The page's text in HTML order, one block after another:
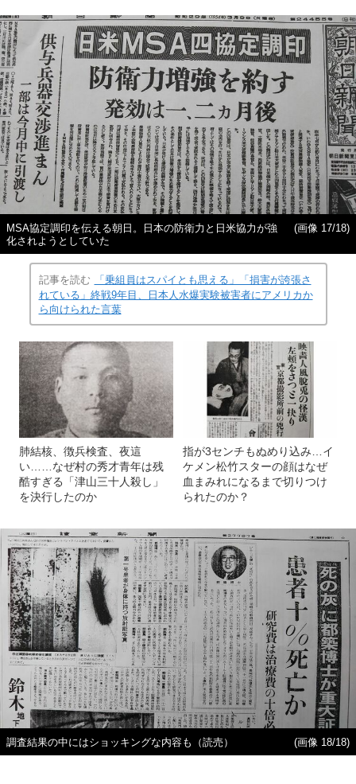
MSA協定調印を伝える朝日。日本の防衛力と日米協力が強
化されようとしていた
(画像 17/18)
記事を読む
「乗組員はスパイとも思える」「損害が誇張さ
れている」終戦9年目、日本人水爆実験被害者にアメリカか
ら向けられた言葉
肺結核、徴兵検査、夜這
い……なぜ村の秀才青年は残
酷すぎる「津山三十人殺し」
を決行したのか
指が3センチもぬめり込み…イ
ケメン松竹スターの顔はなぜ
血まみれになるまで切りつけ
られたのか？
調査結果の中にはショッキングな内容も（読売） (画像 18/18)